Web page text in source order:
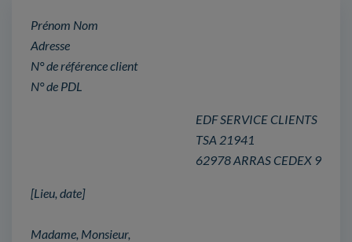
Prénom Nom
Adresse
N° de référence client
N° de PDL
EDF SERVICE CLIENTS
TSA 21941
62978 ARRAS CEDEX 9
[Lieu, date]
Madame, Monsieur,